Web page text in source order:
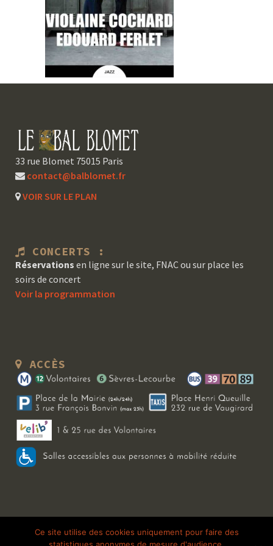
33 rue Blomet 75015 Paris
contact@balblomet.fr
VOIR SUR LE PLAN
CONCERTS :
Réservations en ligne sur le site, FNAC ou sur place les
soirs de concert
Voir la programmation
ACCÈS
Copyright 2026 Le Bal Blomet | Tous droits réservés | Mentions légales
Ce site utilise des cookies uniquement pour faire des